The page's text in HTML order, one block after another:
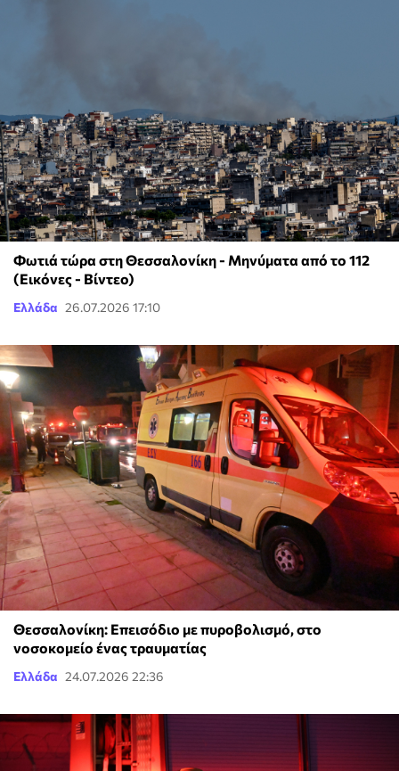
Φωτιά τώρα στη Θεσσαλονίκη - Μηνύματα από το 112
(Εικόνες - Βίντεο)
Ελλάδα 26.07.2026 17:10
Θεσσαλονίκη: Επεισόδιο με πυροβολισμό, στο
νοσοκομείο ένας τραυματίας
Ελλάδα 24.07.2026 22:36